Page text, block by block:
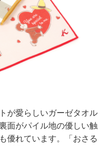
が愛らしいガーゼタオル
面がパイル地の優しい触
優れています。「おさる